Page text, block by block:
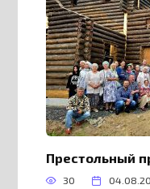
Престольный
30